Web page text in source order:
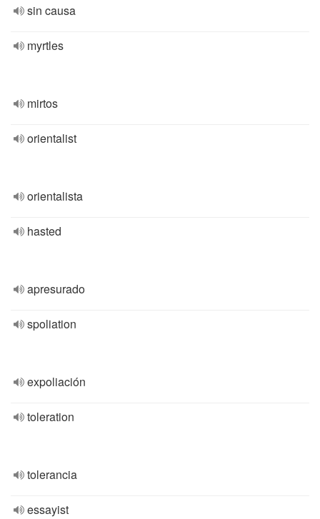
sin causa
myrtles
mirtos
orientalist
orientalista
hasted
apresurado
spoliation
expoliación
toleration
tolerancia
essayist